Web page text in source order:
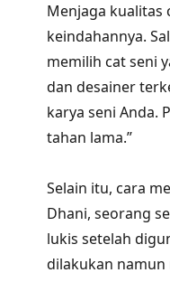
Menjaga kualitas
keindahannya.
memilih cat seni
dan desainer
karya seni Anda.
tahan lama.”
Selain itu, cara
Dhani, seorang
lukis setelah
dilakukan namun